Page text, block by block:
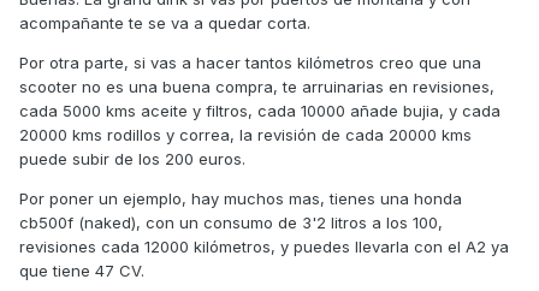
acompañante te se va a quedar corta.
Por otra parte, si vas a hacer tantos kilómetros creo que una
scooter no es una buena compra, te arruinarias en revisiones,
cada 5000 kms aceite y filtros, cada 10000 añade bujia, y cada
20000 kms rodillos y correa, la revisión de cada 20000 kms
puede subir de los 200 euros.
Por poner un ejemplo, hay muchos mas, tienes una honda
cb500f (naked), con un consumo de 3'2 litros a los 100,
revisiones cada 12000 kilómetros, y puedes llevarla con el A2 ya
que tiene 47 CV.